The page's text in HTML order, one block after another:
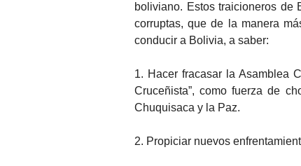
boliviano. Estos traicioneros
corruptas, que de la manera
conducir a Bolivia, a saber:
1. Hacer fracasar la Asamblea
Cruceñista”, como fuerza de
Chuquisaca y la Paz.
2. Propiciar nuevos